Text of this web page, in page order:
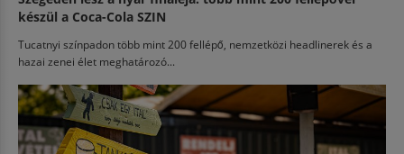
készül a Coca-Cola SZIN
Tucatnyi színpadon több mint 200 fellépő, nemzetközi headlinerek és a
hazai zenei élet meghatározó...